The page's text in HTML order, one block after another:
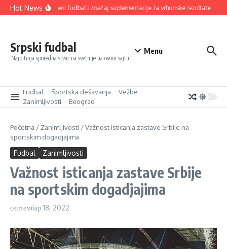
Прескочи на
Hot NewsSavremeni fudbal i značaj suplementacije za vrhunske rezultate
Srpski fudbal
Najbitnija sporedna stvar na svetu je na ovom sajtu!
Menu
Fudbal Sportska dešavanja
Vežbe
Zanimljivosti
Beograd
Početna / Zanimljivosti /Važnost isticanja zastave Srbije na
sportskim dogadjajima
Fudbal Zanimljivosti
Važnost isticanja zastave Srbije
na sportskim dogadjajima
септембар 18, 2022